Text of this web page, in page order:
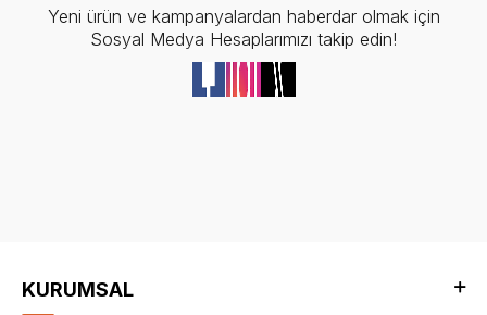
Yeni ürün ve kampanyalardan haberdar olmak için
Sosyal Medya Hesaplarımızı takip edin!
KURUMSAL